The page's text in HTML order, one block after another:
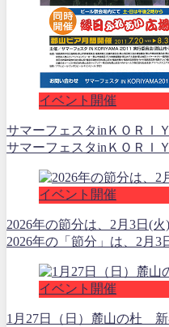
イベント開催
サマーフェスタinＫＯＲＩ
サマーフェスタinＫＯＲＩ
イベント開催
2026年の節分は、2月3日(火)
2026年の「節分」は、2月
イベント開催
1月27日（日）麓山の杜